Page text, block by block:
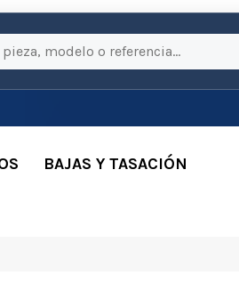
BAJAS Y TASACIÓN